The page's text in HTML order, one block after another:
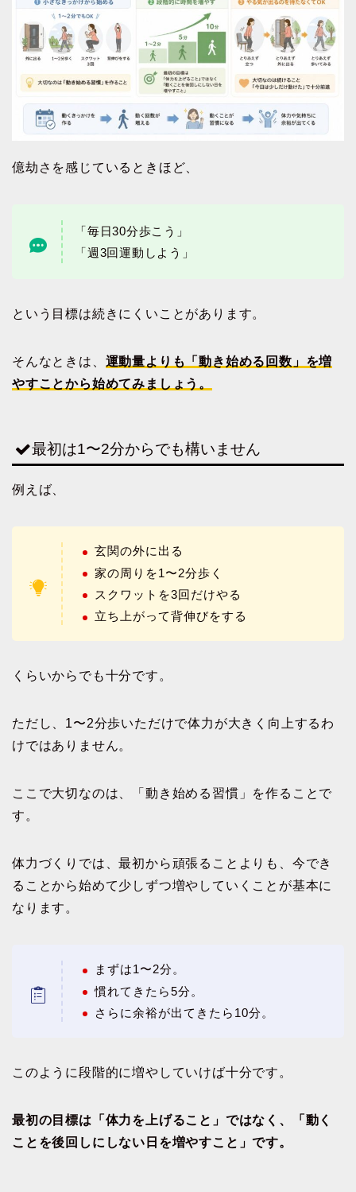
億劫さを感じているときほど、
「毎日30分歩こう」
「週3回運動しよう」
という目標は続きにくいことがあります。
そんなときは、 運動量よりも「動き始める回数」を増
やすことから始めてみましょう。
最初は1〜2分からでも構いません
例えば、
玄関の外に出る
家の周りを1〜2分歩く
スクワットを3回だけやる
立ち上がって背伸びをする
くらいからでも十分です。
ただし、1〜2分歩いただけで体力が大きく向上するわ
けではありません。
ここで大切なのは、「動き始める習慣」を作ることで
す。
体力づくりでは、最初から頑張ることよりも、今でき
ることから始めて少しずつ増やしていくことが基本に
なります。
まずは1〜2分。
慣れてきたら5分。
さらに余裕が出てきたら10分。
このように段階的に増やしていけば十分です。
最初の目標は「体力を上げること」ではなく、「動く
ことを後回しにしない日を増やすこと」です。